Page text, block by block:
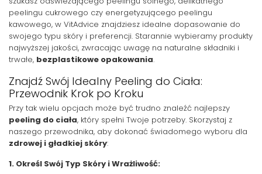
peelingu cukrowego czy energetyzującego peelingu
kawowego, w VitAdvice znajdziesz idealne dopasowanie do
swojego typu skóry i preferencji. Starannie wybieramy produkty
najwyższej jakości, zwracając uwagę na naturalne składniki i
trwałe, bezplastikowe opakowania.
Znajdź Swój Idealny Peeling do Ciała:
Przewodnik Krok po Kroku
Przy tak wielu opcjach może być trudno znaleźć najlepszy
peeling do ciała, który spełni Twoje potrzeby. Skorzystaj z
naszego przewodnika, aby dokonać świadomego wyboru dla
zdrowej i gładkiej skóry:
1. Określ Swój Typ Skóry i Wrażliwość: